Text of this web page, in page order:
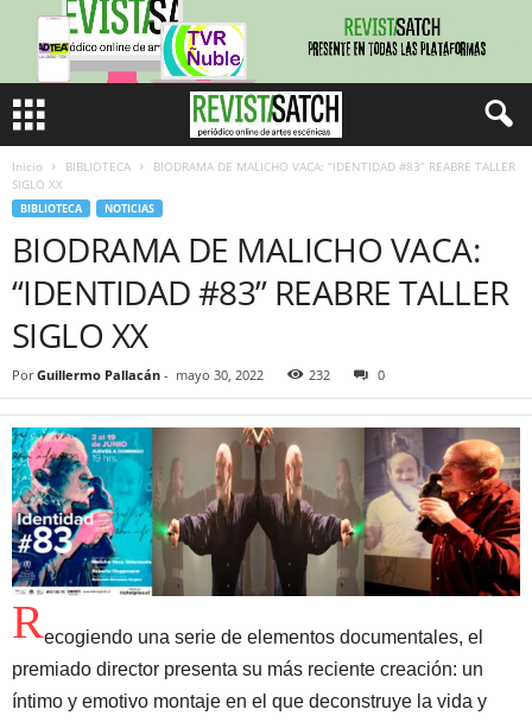
Inicio BIBLIOTECA
BIODRAMA DE MALICHO VACA: “IDENTIDAD #83” REABRE TALLER
SIGLO XX
BIBLIOTECA NOTICIAS
BIODRAMA DE MALICHO VACA:
“IDENTIDAD #83” REABRE TALLER
SIGLO XX
Por Guillermo Pallacán - mayo 30, 2022 232 0
Recogiendo una serie de elementos documentales, el
premiado director presenta su más reciente creación: un
íntimo y emotivo montaje en el que deconstruye la vida y